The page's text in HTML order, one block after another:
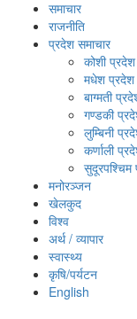
समाचार
राजनीति
प्रदेश समाचार
कोशी प्रदेश
मधेश प्रदेश
बाग्मती
गण्डकी
लुम्बिनी
कर्णाली
सुदूरपश्‍चिम
मनोरञ्‍जन
खेलकुद
विश्‍व
अर्थ / व्यापार
स्वास्थ्य
कृषि/पर्यटन
English